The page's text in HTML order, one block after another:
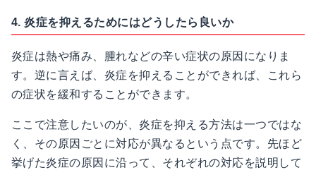
4. 炎症を抑えるためにはどうしたら良いか
炎症は熱や痛み、腫れなどの辛い症状の原因になりま
す。逆に言えば、炎症を抑えることができれば、これら
の症状を緩和することができます。
ここで注意したいのが、炎症を抑える方法は一つではな
く、その原因ごとに対応が異なるという点です。先ほど
挙げた炎症の原因に沿って、それぞれの対応を説明して